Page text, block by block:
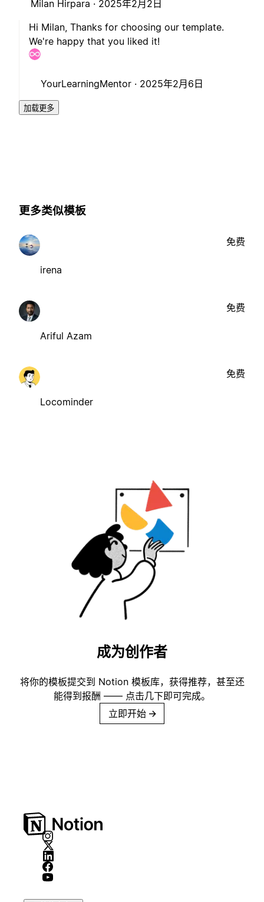
Milan Hirpara · 2025年2月2日
Hi Milan, Thanks for choosing our template.
We're happy that you liked it!
YourLearningMentor · 2025年2月6日
加载更多
更多类似模板
irena
免费
Ariful Azam
免费
Locominder
免费
成为创作者
将你的模板提交到 Notion 模板库，获得推荐，甚至还
能得到报酬 —— 点击几下即可完成。
立即开始 →